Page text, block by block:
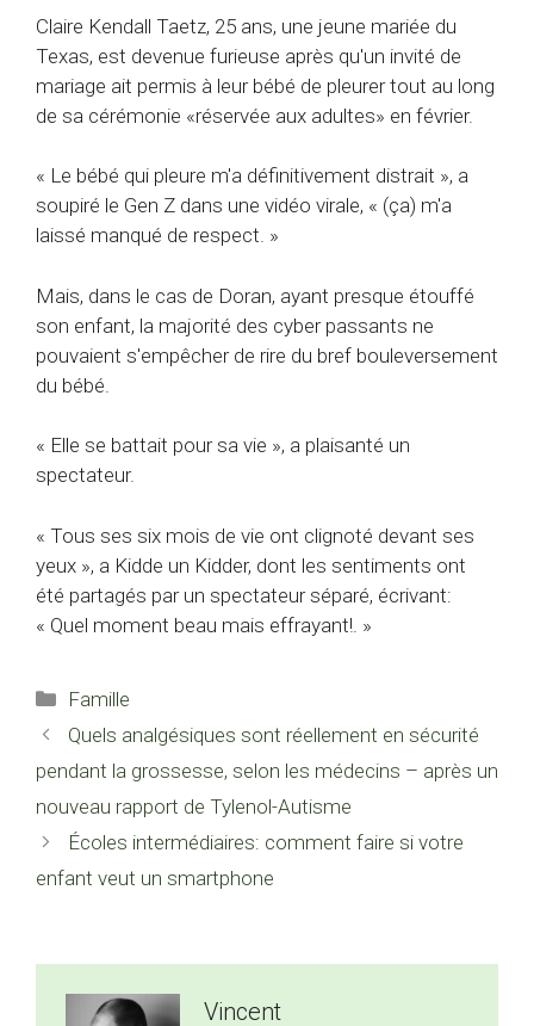
Claire Kendall Taetz, 25 ans, une jeune mariée du
Texas, est devenue furieuse après qu'un invité de
mariage ait permis à leur bébé de pleurer tout au long
de sa cérémonie «réservée aux adultes» en février.
« Le bébé qui pleure m'a définitivement distrait », a
soupiré le Gen Z dans une vidéo virale, « (ça) m'a
laissé manqué de respect. »
Mais, dans le cas de Doran, ayant presque étouffé
son enfant, la majorité des cyber passants ne
pouvaient s'empêcher de rire du bref bouleversement
du bébé.
« Elle se battait pour sa vie », a plaisanté un
spectateur.
« Tous ses six mois de vie ont clignoté devant ses
yeux », a Kidde un Kidder, dont les sentiments ont
été partagés par un spectateur séparé, écrivant:
« Quel moment beau mais effrayant!. »
Catégories
Famille
Quels analgésiques sont réellement en sécurité
pendant la grossesse, selon les médecins – après un
nouveau rapport de Tylenol-Autisme
Écoles intermédiaires: comment faire si votre
enfant veut un smartphone
Vincent